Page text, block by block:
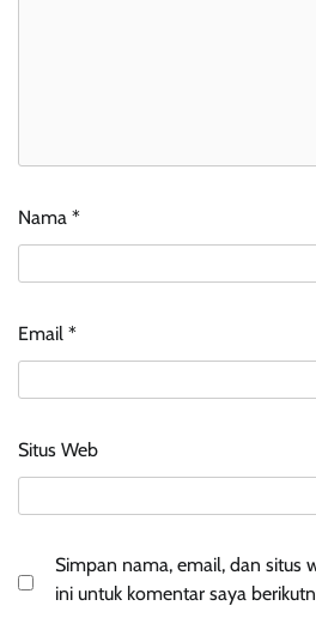
Nama *
Email *
Situs Web
Simpan nama, email, dan situs
ini untuk komentar saya